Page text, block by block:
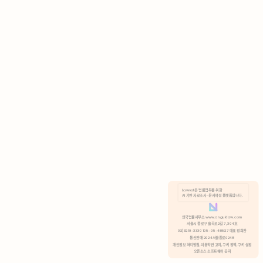
분석 쿠키 허용
Lawvot은 법률업무를 위한
AI 기반 자료조사 · 문서작성 플랫폼입니다.
안국법률사무소 www.anguklaw.com
서울시 종로구 율곡로2길 7, 304호
02)3210-3330 105-05-48527 대표 정희찬
통신판매 2024서울종로0248
개인정보 처리방침, 이용약관 고지, 쿠키 정책, 쿠키 설정
오픈소스 소프트웨어 공지